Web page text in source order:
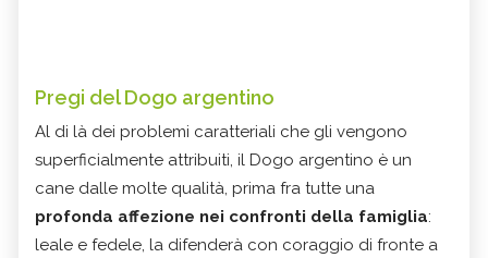
Pregi del Dogo argentino
Al di là dei problemi caratteriali che gli vengono
superficialmente attribuiti, il Dogo argentino è un
cane dalle molte qualità, prima fra tutte una
profonda affezione nei confronti della famiglia:
leale e fedele, la difenderà con coraggio di fronte a